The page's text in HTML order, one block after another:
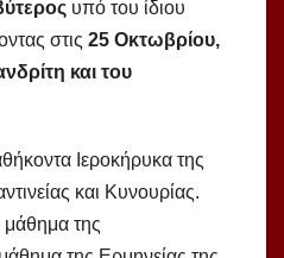
υπό του ίδιου
στις 25 Οκτωβρίου,
και του
Ιεροκήρυκα της
και Κυνουρίας.
μάθημα της